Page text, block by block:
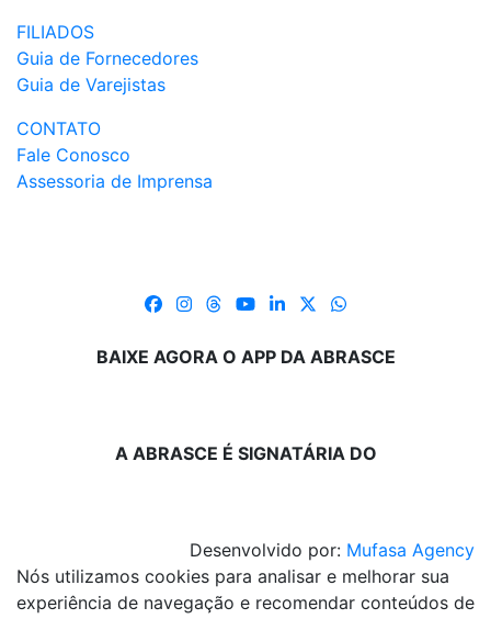
FILIADOS
Guia de Fornecedores
Guia de Varejistas
CONTATO
Fale Conosco
Assessoria de Imprensa
BAIXE AGORA O APP DA ABRASCE
A ABRASCE É SIGNATÁRIA DO
Desenvolvido por: Mufasa Agency
Nós utilizamos cookies para analisar e melhorar sua
experiência de navegação e recomendar conteúdos de